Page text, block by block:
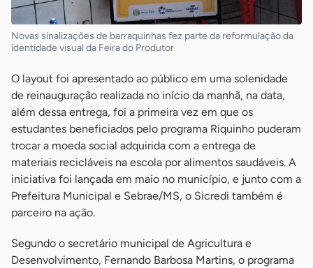
Novas sinalizações de barraquinhas fez parte da reformulação da
identidade visual da Feira do Produtor
O layout foi apresentado ao público em uma solenidade
de reinauguração realizada no início da manhã, na data,
além dessa entrega, foi a primeira vez em que os
estudantes beneficiados pelo programa Riquinho puderam
trocar a moeda social adquirida com a entrega de
materiais recicláveis na escola por alimentos saudáveis. A
iniciativa foi lançada em maio no município, e junto com a
Prefeitura Municipal e Sebrae/MS, o Sicredi também é
parceiro na ação.
Segundo o secretário municipal de Agricultura e
Desenvolvimento, Fernando Barbosa Martins, o programa